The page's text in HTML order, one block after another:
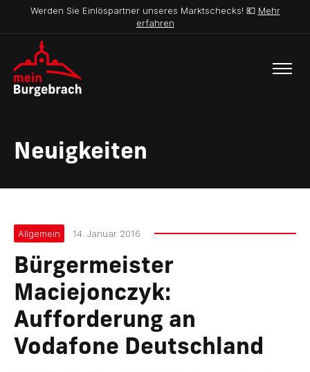
Werden Sie Einlöspartner unseres Marktschecks! 💶 Mehr
erfahren
Neuigkeiten
Allgemein 14. Januar 2016
Bürgermeister
Maciejonczyk:
Aufforderung an
Vodafone Deutschland